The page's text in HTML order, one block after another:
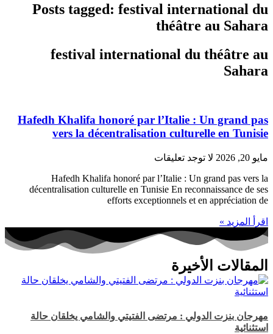
Posts tagged: festival international du
théâtre au Sahara
festival international du théâtre au
Sahara
Hafedh Khalifa honoré par l’Italie : Un grand pas
vers la décentralisation culturelle en Tunisie
مايو 20, 2026
لا توجد تعليقات
Hafedh Khalifa honoré par l’Italie : Un grand pas vers la
décentralisation culturelle en Tunisie En reconnaissance de ses
efforts exceptionnels et en appréciation de
اقرأ المزيد »
المقالات الأخيرة
مهرجان بنزت الدولي : مرتضى الفتيتي والشامي يخلقان حالة
استثنائية